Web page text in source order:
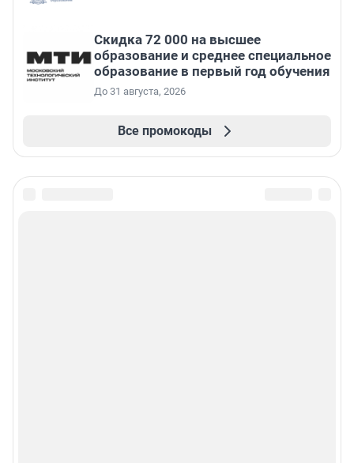
Скидка 72 000 на высшее
образование и среднее специальное
образование в первый год обучения
До 31 августа, 2026
Все промокоды